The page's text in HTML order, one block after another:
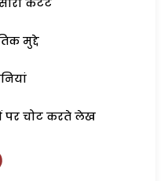
कंटेंट
मुद्दे
पर चोट करते लेख